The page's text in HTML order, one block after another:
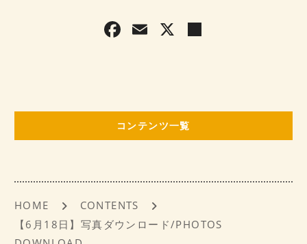
F
b
o
k
E X
コンテンツ一覧
HOME
CONTENTS
【6月18日】写真ダウンロード/PHOTOS